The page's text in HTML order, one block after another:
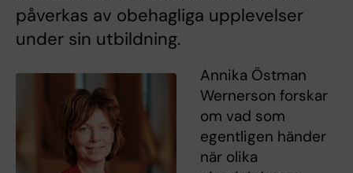
påverkas av obehagliga upplevelser
under sin utbildning.
Annika Östman
Wernerson forskar
om vad som
egentligen händer
när olika